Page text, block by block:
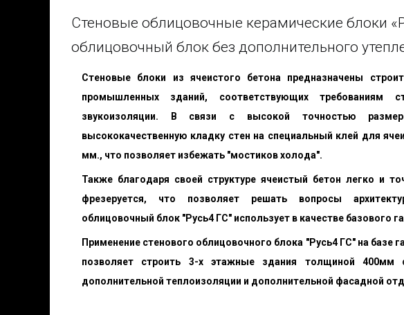
Cтеновые облицовочные керамические блоки
облицовочный блок без дополнительного
Стеновые блоки из ячеистого бетона предназначены
промышленных зданий, соответствующих
звукоизоляции. В связи с высокой точностью
высококачественную кладку стен на специальный клей для
мм., что позволяет избежать "мостиков холода".
Также благодаря своей структуре ячеистый бетон легко и
фрезеруется, что позволяет решать вопросы
облицовочный блок "Русь4 ГС" использует в качестве базового
Применение стенового облицовочного блока "Русь4 ГС" на базе
позволяет строить 3-х этажные здания толщиной 400мм
дополнительной теплоизоляции и дополнительной фасадной